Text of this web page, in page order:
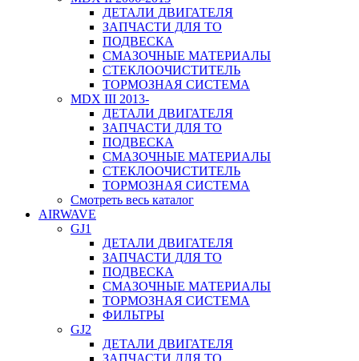
ДЕТАЛИ ДВИГАТЕЛЯ
ЗАПЧАСТИ ДЛЯ ТО
ПОДВЕСКА
СМАЗОЧНЫЕ МАТЕРИАЛЫ
СТЕКЛООЧИСТИТЕЛЬ
ТОРМОЗНАЯ СИСТЕМА
MDX III 2013-
ДЕТАЛИ ДВИГАТЕЛЯ
ЗАПЧАСТИ ДЛЯ ТО
ПОДВЕСКА
СМАЗОЧНЫЕ МАТЕРИАЛЫ
СТЕКЛООЧИСТИТЕЛЬ
ТОРМОЗНАЯ СИСТЕМА
Смотреть весь каталог
AIRWAVE
GJ1
ДЕТАЛИ ДВИГАТЕЛЯ
ЗАПЧАСТИ ДЛЯ ТО
ПОДВЕСКА
СМАЗОЧНЫЕ МАТЕРИАЛЫ
ТОРМОЗНАЯ СИСТЕМА
ФИЛЬТРЫ
GJ2
ДЕТАЛИ ДВИГАТЕЛЯ
ЗАПЧАСТИ ДЛЯ ТО